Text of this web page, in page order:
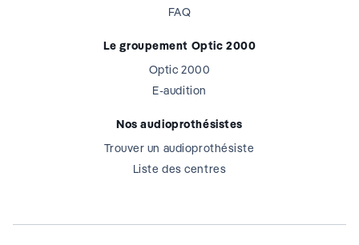
FAQ
Le groupement Optic 2000
Optic 2000
E-audition
Nos audioprothésistes
Trouver un audioprothésiste
Liste des centres